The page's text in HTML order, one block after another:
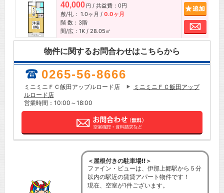
40,000 円 / 共益費：0円
敷/礼： 1.0ヶ月 / 0.0ヶ月
階 数：3階
間/広：1K / 28.05㎡
お問
物件に関するお問合わせはこちらから
0265-56-8666
ミニミニＦＣ飯田アップルロード店
ミニミニＦＣ飯田アップ
ルロード店
営業時間：10:00～18:00
＜屋根付きの駐車場!!＞
ファイン・ビューは、伊那上郷駅から５分
以内の駅近の賃貸アパート物件です！
現在、空室が1件ございます。